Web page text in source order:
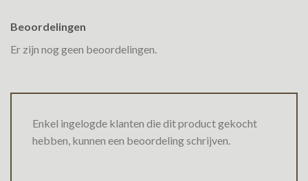
Beoordelingen
Er zijn nog geen beoordelingen.
Enkel ingelogde klanten die dit product gekocht
hebben, kunnen een beoordeling schrijven.